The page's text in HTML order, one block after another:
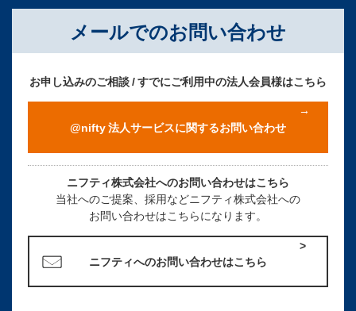
メールでのお問い合わせ
お申し込みのご相談 / すでにご利用中の法人会員様はこちら
@nifty 法人サービスに関するお問い合わせ
ニフティ株式会社へのお問い合わせはこちら
当社へのご提案、採用などニフティ株式会社への
お問い合わせはこちらになります。
ニフティへのお問い合わせはこちら